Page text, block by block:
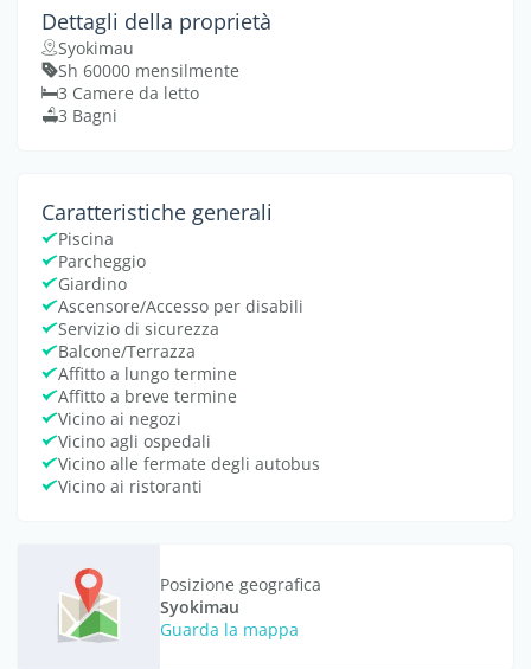
Dettagli della proprietà
Syokimau
Sh 60000 mensilmente
3 Camere da letto
3 Bagni
Caratteristiche generali
Piscina
Parcheggio
Giardino
Ascensore/Accesso per disabili
Servizio di sicurezza
Balcone/Terrazza
Affitto a lungo termine
Affitto a breve termine
Vicino ai negozi
Vicino agli ospedali
Vicino alle fermate degli autobus
Vicino ai ristoranti
Posizione geografica
Syokimau
Guarda la mappa